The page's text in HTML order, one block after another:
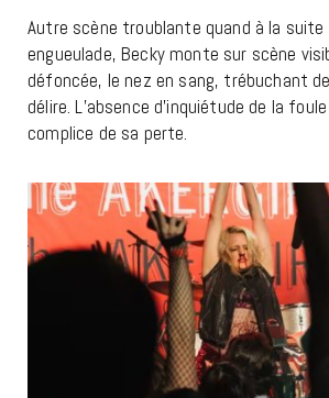
Autre scène troublante quand à la suite
engueulade, Becky monte sur scène
défoncée, le nez en sang, trébuchant
délire. L’absence d’inquiétude de la
complice de sa perte.